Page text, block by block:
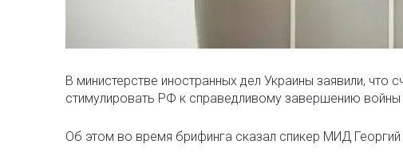
В министерстве иностранных дел Украины заявили, что
стимулировать РФ к справедливому завершению войны
Об этом во время брифинга сказал спикер МИД